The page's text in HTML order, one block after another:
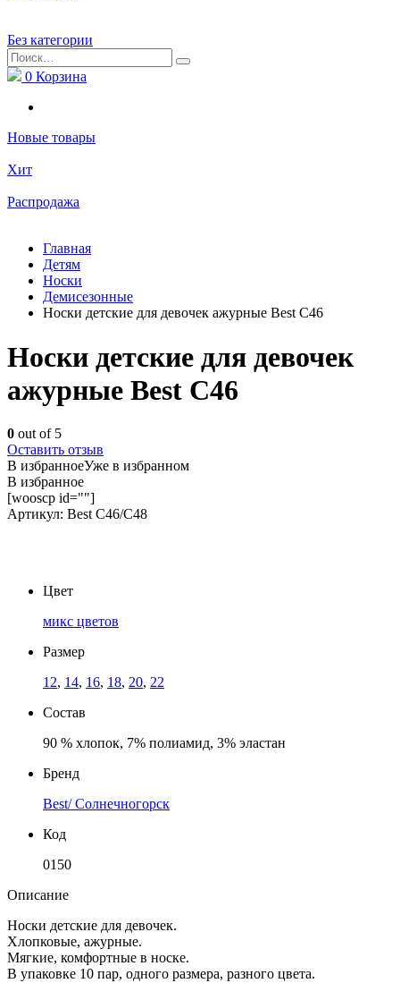
Без категории
Найти:
0 Корзина
Новые товары
Хит
Распродажа
Главная
Детям
Носки
Демисезонные
Носки детские для девочек ажурные Best С46
Носки детские для девочек
ажурные Best С46
0 out of 5
Оставить отзыв
В избранноеУже в избранном
В избранное
[wooscp id=""]
Артикул: Best С46/C48
Цвет
микс цветов
Размер
12, 14, 16, 18, 20, 22
Состав
90 % хлопок, 7% полиамид, 3% эластан
Бренд
Best/ Солнечногорск
Код
0150
Описание
Носки детские для девочек.
Хлопковые, ажурные.
Мягкие, комфортные в носке.
В упаковке 10 пар, одного размера, разного цвета.